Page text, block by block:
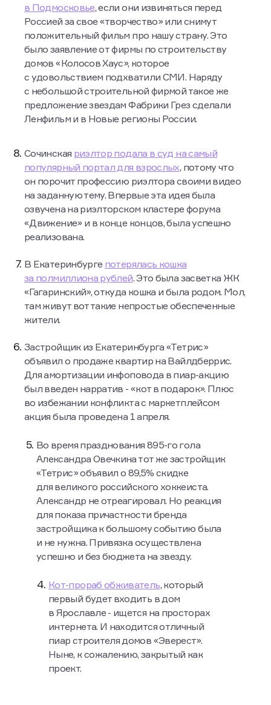
в Подмосковье, если они извиняться перед
Россией за свое «творчество» или снимут
положительный фильм про нашу страну. Это
было заявление от фирмы по строительству
домов «Колосов Хаус», которое
с удовольствием подхватили СМИ. Наряду
с небольшой строительной фирмой такое же
предложение звездам Фабрики Грез сделали
Ленфильм и в Новые регионы России.
Сочинская риэлтор подала в суд на самый
популярный портал для взрослых, потому что
он порочит профессию риэлтора своими видео
на заданную тему. Впервые эта идея была
озвучена на риэлторском кластере форума
«Движение» и в конце концов, была успешно
реализована.
В Екатеринбурге потерялась кошка
за полмиллиона рублей. Это была засветка ЖК
«Гагаринский», откуда кошка и была родом. Мол,
там живут вот такие непростые обеспеченные
жители.
Застройщик из Екатеринбурга «Тетрис»
объявил о продаже квартир на Вайлдберрис.
Для амортизации инфоповода в пиар-акцию
был введен нарратив - «кот в подарок». Плюс
во избежании конфликта с маркетплейсом
акция была проведена 1 апреля.
Во время празднования 895-го гола
Александра Овечкина тот же застройщик
«Тетрис» объявил о 89,5% скидке
для великого российского хоккеиста.
Александр не отреагировал. Но реакция
для показа причастности бренда
застройщика к большому событию была
и не нужна. Привязка осуществлена
успешно и без бюджета на звезду.
Кот-прораб обживатель, который
первый будет входить в дом
в Ярославле - ищется на просторах
интернета. И находится отличный
пиар строителя домов «Эверест».
Ныне, к сожалению, закрытый как
проект.